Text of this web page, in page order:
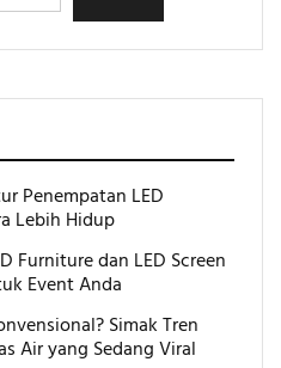
Penempatan LED
Lebih Hidup
Furniture dan LED Screen
Event Anda
Simak Tren
Air yang Sedang Viral